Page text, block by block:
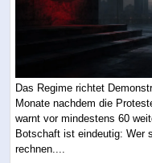
Das Regime richtet
Monate nachdem die
warnt vor mindestens 60
Botschaft ist eindeutig: Wer
rechnen....